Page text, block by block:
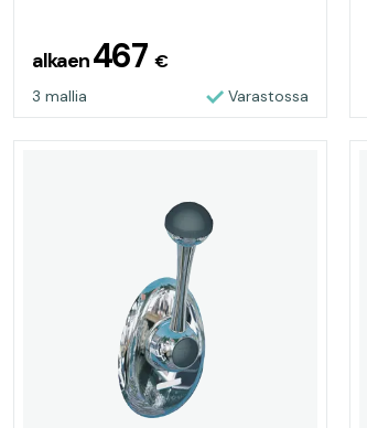
alkaen467 €
3 mallia Varastossa